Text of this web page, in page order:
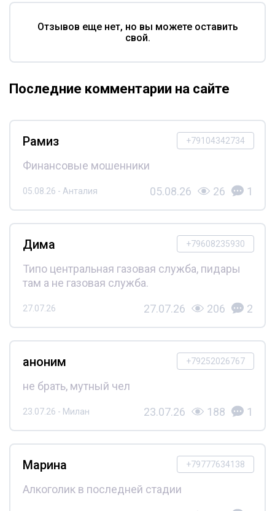
Отзывов еще нет, но вы можете оставить
свой.
Последние комментарии на сайте
+79104342734
Рамиз
Финансовые мошенники
05.08.26 - Анталия 05.08.26 26 1
+79608235930
Дима
Типо центральная газовая служба, пидары
там а не газовая служба.
27.07.26 27.07.26 206 2
+79252026767
аноним
не брать, мутный чел
23.07.26 - Милан 23.07.26 188 1
+79777634138
Марина
Алкоголик в последней стадии